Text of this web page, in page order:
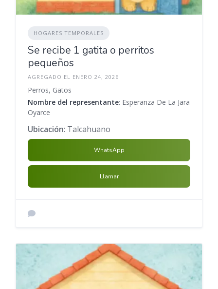
HOGARES TEMPORALES
Se recibe 1 gatita o perritos
pequeños
AGREGADO EL ENERO 24, 2026
Perros, Gatos
Nombre del representante: Esperanza De La Jara
Oyarce
Ubicación: Talcahuano
WhatsApp
Llamar